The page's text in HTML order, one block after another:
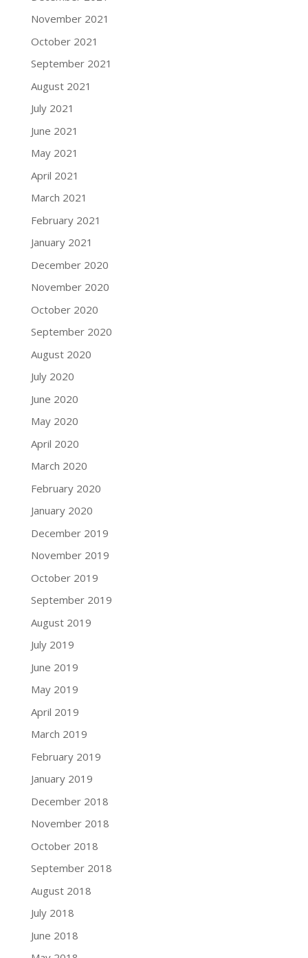
November 2021
October 2021
September 2021
August 2021
July 2021
June 2021
May 2021
April 2021
March 2021
February 2021
January 2021
December 2020
November 2020
October 2020
September 2020
August 2020
July 2020
June 2020
May 2020
April 2020
March 2020
February 2020
January 2020
December 2019
November 2019
October 2019
September 2019
August 2019
July 2019
June 2019
May 2019
April 2019
March 2019
February 2019
January 2019
December 2018
November 2018
October 2018
September 2018
August 2018
July 2018
June 2018